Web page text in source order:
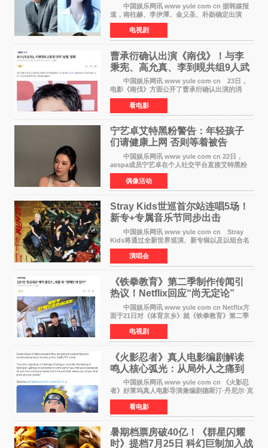
疑犯罪惊悚明年上线
中国娱乐网讯 www yule com cn 据韩媒报
道，南柱赫、李伊潭、金义圣、朴勋确定出演
Disney+新剧《Code》，该剧预计将于明年播
出，引发高度关注。 本剧改编自同名人气台
剧，讲述了一位往来
电视剧
曹承衍确认出演《南伐》！与李
秉宪、高允真、李到晛共组9人武
士团
中国娱乐网讯 www yule com cn 23日，
电影《南伐》方面公开了曹承衍确认出演的消
息。通过歌手活动展现出独特色彩的曹承衍将在
片中饰演拥有出色弓箭技术的弓箭手，他将在这
一历史动作大片中展
看电影
宁艺卓艾特黑粉警告：年轻孩子
们​请健康上网 否则等着被告
中国娱乐网讯 www yule com cn 22日，
aespa成员宁艺卓在个人社交平台直接艾特黑粉
账号，正面喊话回应长期以来的恶意攻击，引发
广泛关注。 宁艺卓在文中表示，自己早已注
意到部分网友持续
偶像活动
Stray Kids世巡首尔站连唱5场！
新专+专属音乐节同步出击
中国娱乐网讯 www yule com cn Stray
Kids将通过全新世界巡演、新专辑以及以组合名
义打造的专属音乐节等一系列全球活动，开启事
业发展的全新篇章。 Stray Kids将于7月25日
至26日、29日
演唱会
《铁拳教育》第二季制作传闻引
热议！Netflix回应“尚无定论”
中国娱乐网讯 www yule com cn Netflix方
面于21日对《体育京乡》就《铁拳教育》第二季
制作传闻划清界限，表示尚无定论。然而，业界
却有传闻称已就《铁拳教育》第二季的制作展开
了讨论——《
电视剧
《火影忍者》真人电影编剧解读
鸣人核心弧光：从局外人之痛到
自我觉醒
中国娱乐网讯 www yule com cn 《火影忍
者》好莱坞真人电影导演兼编剧德斯汀·丹尼尔·克
雷顿近日在采访中分享了对主角鸣人成长弧光的
理解，透露电影将深入探索鸣人作为局外人的情
感历程。
看电影
暑期档票房破40亿！《群星闪耀
时》提档7月25日 科幻巨制加入战